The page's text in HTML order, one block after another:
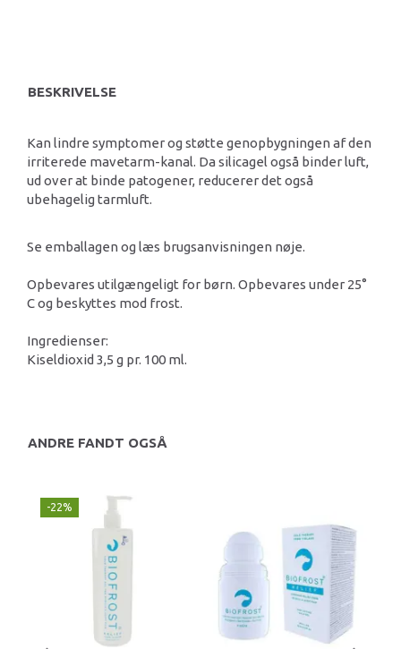
BESKRIVELSE
Kan lindre symptomer og støtte genopbygningen af den
irriterede mavetarm-kanal. Da silicagel også binder luft,
ud over at binde patogener, reducerer det også
ubehagelig tarmluft.
Se emballagen og læs brugsanvisningen nøje.
Opbevares utilgængeligt for børn. Opbevares under 25°
C og beskyttes mod frost.
Ingredienser:
Kiseldioxid 3,5 g pr. 100 ml.
ANDRE FANDT OGSÅ
-22%